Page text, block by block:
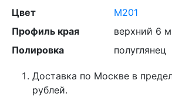
Цвет
М201
Профиль края
верхний 6
Полировка
полуглянец
Доставка по Москве в
рублей.